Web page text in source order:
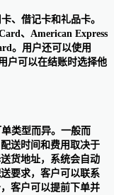
、借记卡和礼品卡。
、American Express
。用户还可以使用
户可以在结账时选择他
类型而异。一般而
送时间和费用取决于
货地址，系统会自动
要求，客户可以联系
客户可以提前下单并